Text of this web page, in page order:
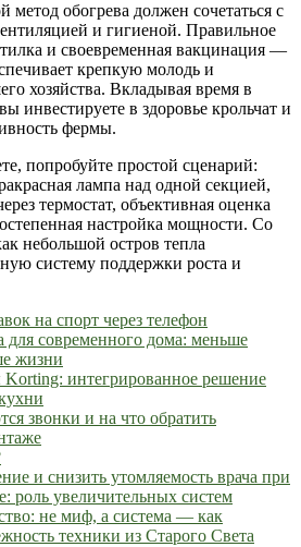
метод обогрева должен сочетаться с
и гигиеной. Правильное
и своевременная вакцинация —
крепкую молодь и
хозяйства. Вкладывая время в
инвестируете в здоровье крольчат и
фермы.
попробуйте простой сценарий:
лампа над одной секцией,
термостат, объективная оценка
настройка мощности. Со
небольшой остров тепла
систему поддержки роста и
на спорт через телефон
для современного дома: меньше
жизни
интегрированное решение
звонки и на что обратить
и снизить утомляемость врача при
роль увеличительных систем
не миф, а система — как
техники из Старого Света